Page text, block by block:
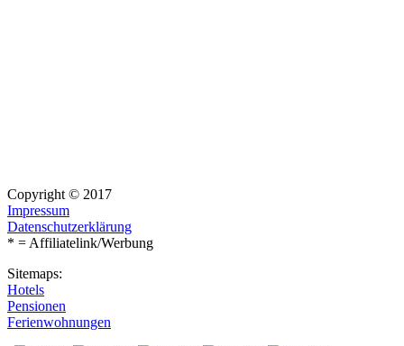
Copyright © 2017
Impressum
Datenschutzerklärung
* = Affiliatelink/Werbung
Sitemaps:
Hotels
Pensionen
Ferienwohnungen